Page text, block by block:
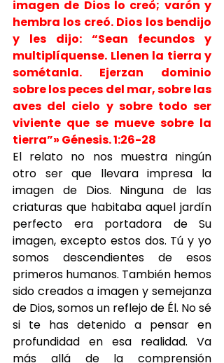
imagen de Dios lo creó; varón y
hembra los creó. Dios los bendijo
y les dijo: “Sean fecundos y
multiplíquense. Llenen la tierra y
sométanla. Ejerzan dominio
sobre los peces del mar, sobre las
aves del cielo y sobre todo ser
viviente que se mueve sobre la
tierra”» Génesis. 1:26-28
El relato no nos muestra ningún
otro ser que llevara impresa la
imagen de Dios. Ninguna de las
criaturas que habitaba aquel jardín
perfecto era portadora de Su
imagen, excepto estos dos. Tú y yo
somos descendientes de esos
primeros humanos. También hemos
sido creados a imagen y semejanza
de Dios, somos un reflejo de Él. No sé
si te has detenido a pensar en
profundidad en esa realidad. Va
más allá de la comprensión